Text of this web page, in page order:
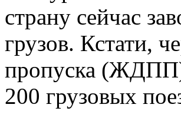
страну сейчас
грузов. Кстати,
пропуска (ЖДПП)
200 грузовых